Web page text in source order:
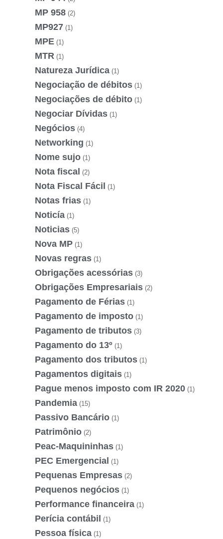
MP 958 (2)
MP927 (1)
MPE (1)
MTR (1)
Natureza Jurídica (1)
Negociação de débitos (1)
Negociações de débito (1)
Negociar Dívidas (1)
Negócios (4)
Networking (1)
Nome sujo (1)
Nota fiscal (2)
Nota Fiscal Fácil (1)
Notas frias (1)
Noticía (1)
Noticias (5)
Nova MP (1)
Novas regras (1)
Obrigações acessórias (3)
Obrigações Empresariais (2)
Pagamento de Férias (1)
Pagamento de imposto (1)
Pagamento de tributos (3)
Pagamento do 13º (1)
Pagamento dos tributos (1)
Pagamentos digitais (1)
Pague menos imposto com IR 2020 (1)
Pandemia (15)
Passivo Bancário (1)
Patrimônio (2)
Peac-Maquininhas (1)
PEC Emergencial (1)
Pequenas Empresas (2)
Pequenos negócios (1)
Performance financeira (1)
Perícia contábil (1)
Pessoa física (1)